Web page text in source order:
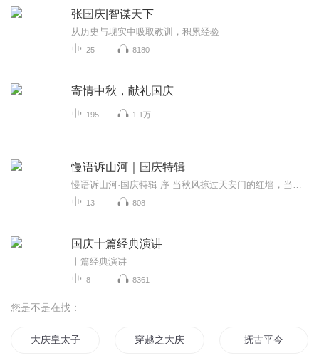
张国庆|智谋天下
从历史与现实中吸取教训，积累经验
25 8180
寄情中秋，献礼国庆
195 1.1万
慢语诉山河｜国庆特辑
13 808
国庆十篇经典演讲
十篇经典演讲
8 8361
您是不是在找：
大庆皇太子 穿越之大庆帝国 抚古平今